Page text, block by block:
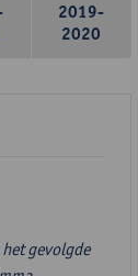
2019-
2020
gevolgde